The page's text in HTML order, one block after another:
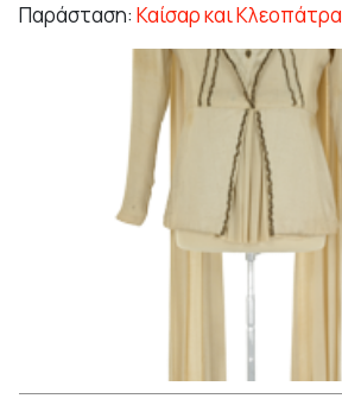
Παράσταση: Καίσαρ και Κλεοπάτρα